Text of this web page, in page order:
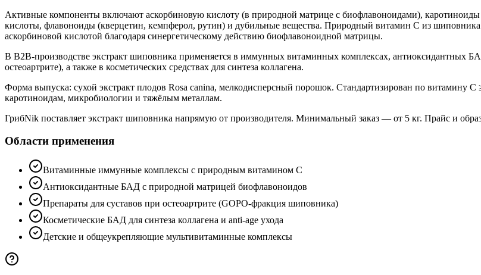
Активные компоненты включают аскорбиновую кислоту (в природной матрице с биофлавоноидами),
кислоты, флавоноиды (кверцетин, кемпферол, рутин) и дубильные вещества. Природный витамин C из шиповника
аскорбиновой кислотой благодаря синергетическому действию биофлавоноидной матрицы.
В B2B-производстве экстракт шиповника применяется в иммунных витаминных комплексах, антиоксидантных
остеоартрите), а также в косметических средствах для синтеза коллагена.
Форма выпуска: сухой экстракт плодов Rosa canina, мелкодисперсный порошок. Стандартизирован по витамину
каротиноидам, микробиологии и тяжёлым металлам.
ГрибNik поставляет экстракт шиповника напрямую от производителя. Минимальный заказ — от 5 кг. Прайс и
Области применения
Витаминные иммунные комплексы с природным витамином C
Антиоксидантные БАД с природной матрицей биофлавоноидов
Препараты для суставов при остеоартрите (GOPO-фракция шиповника)
Косметические БАД для синтеза коллагена и anti-age ухода
Детские и общеукрепляющие мультивитаминные комплексы